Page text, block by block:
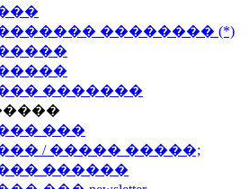
�������� (*)
�������
���
/ ����� �����;
������